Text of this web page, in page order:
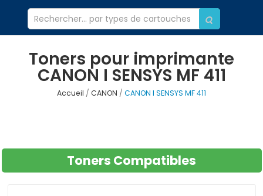
Toners pour imprimante
CANON I SENSYS MF 411
Accueil CANON CANON I SENSYS MF 411
Toners Compatibles